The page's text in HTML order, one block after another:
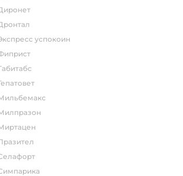
диронет
дронтал
экспресс успокоин
фиприст
габитабс
гепатовет
мильбемакс
милпразон
миртацен
празител
селафорт
симпарика